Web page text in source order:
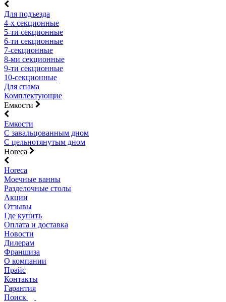
Для подъезда
4-х секционные
5-ти секционные
6-ти секционные
7-секционные
8-ми секционные
9-ти секционные
10-секционные
Для спама
Комплектующие
Емкости
Емкости
С завальцованным дном
С цельнотянутым дном
Horeca
Horeca
Моечные ванны
Разделочные столы
Акции
Отзывы
Где купить
Оплата и доставка
Новости
Дилерам
Франшиза
О компании
Прайс
Контакты
Гарантия
Поиск